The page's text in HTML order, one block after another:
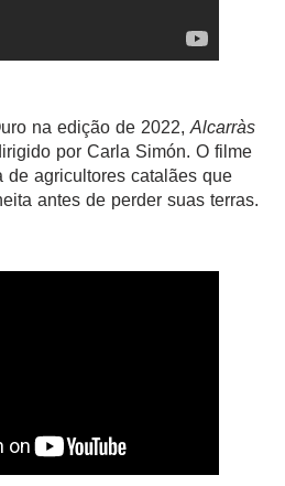
na edição de 2022, Alcarràs
por Carla Simón. O filme
de agricultores catalães que
antes de perder suas terras.